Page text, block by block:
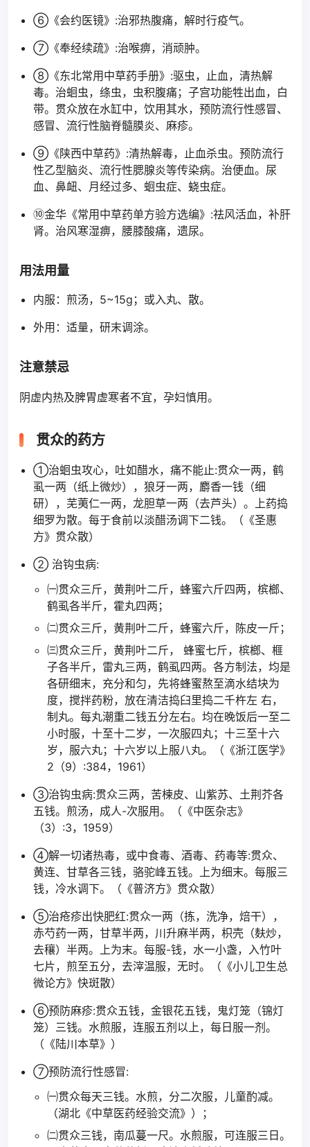
⑥《会约医镜》:治邪热腹痛，解时行疫气。
⑦《奉经续疏》:治喉痹，消顽肿。
⑧《东北常用中草药手册》:驱虫，止血，清热解
毒。治蛔虫，绦虫，虫积腹痛；子宫功能牲出血，白
带。贯众放在水缸中，饮用其水，预防流行性感冒、
感冒、流行性脑脊髓膜炎、麻疹。
⑨《陕西中草药》:清热解毒，止血杀虫。预防流行
性乙型脑炎、流行性腮腺炎等传染病。治便血。尿
血、鼻衄、月经过多、蛔虫症、蛲虫症。
⑩金华《常用中草药单方验方选编》:祛风活血，补肝
肾。治风寒湿痹，腰膝酸痛，遗尿。
用法用量
内服：煎汤，5~15g；或入丸、散。
外用：适量，研末调涂。
注意禁忌
阴虚内热及脾胃虚寒者不宜，孕妇慎用。
贯众的药方
①治蛔虫攻心，吐如醋水，痛不能止:贯众一两，鹤
虱一两（纸上微炒），狼牙一两，麝香一钱（细
研），芜荑仁一两，龙胆草一两（去芦头）。上药捣
细罗为散。每于食前以淡醋汤调下二钱。（《圣惠
方》贯众散）
② 治钩虫病:
㈠贯众三斤，黄荆叶二斤，蜂蜜六斤四两，槟榔、
鹤虱各半斤，霍丸四两；
㈡贯众三斤，黄荆叶二斤，蜂蜜六斤，陈皮一斤；
㈢贯众三斤，黄荆叶二斤， 蜂蜜七斤，槟榔、榧
子各半斤，雷丸三两，鹤虱四两。各方制法，均是
各研细末，充分和匀，先将蜂蜜熬至滴水结块为
度，搅拌药粉，放在清洁捣臼里捣二千杵左 右，
制丸。每丸潮重二钱五分左右。均在晚饭后一至二
小时服，十至十二岁，一次服四丸；十三至十六
岁，服六丸；十六岁以上服八丸。（《浙江医学》
2（9）:384，1961）
③治钩虫病:贯众三两，苦楝皮、山紫苏、土荆芥各
五钱。煎汤，成人-次服用。（《中医杂志》
（3）:3，1959）
④解一切诸热毒，或中食毒、酒毒、药毒等:贯众、
黄连、甘草各三钱，骆驼峰五钱。上为细末。每服三
钱，冷水调下。（《普济方》贯众散）
⑤治疮疹出快肥红:贯众一两（拣，洗净，焙干），
赤芍药一两，甘草半两，川升麻半两，枳壳（麸炒，
去穰）半两。上为末。每服-钱，水一小盏，入竹叶
七片，煎至五分，去滓温服，无时。（《小儿卫生总
微论方》快斑散）
⑥预防麻疹:贯众五钱，金银花五钱，鬼灯笼（锦灯
笼）三钱。水煎服，连服五剂以上，每日服一剂。
（《陆川本草》）
⑦预防流行性感冒:
㈠贯众每天三钱。水煎，分二次服，儿童酌减。
（湖北《中草医药经验交流》）；
㈡贯众三钱，南瓜蔓一尺。水煎服，可连服三日。